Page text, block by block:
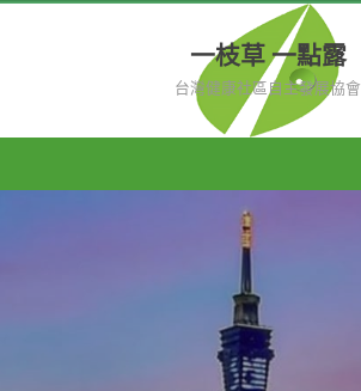
一枝草 一點露
台灣健康社區自主發展協會